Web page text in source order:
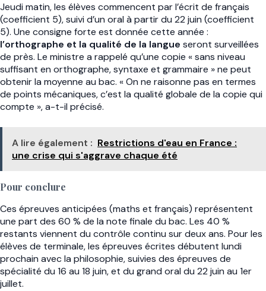
Jeudi matin, les élèves commencent par l’écrit de français
(coefficient 5), suivi d’un oral à partir du 22 juin (coefficient
5). Une consigne forte est donnée cette année :
l’orthographe et la qualité de la langue seront surveillées
de près. Le ministre a rappelé qu’une copie « sans niveau
suffisant en orthographe, syntaxe et grammaire » ne peut
obtenir la moyenne au bac. « On ne raisonne pas en termes
de points mécaniques, c’est la qualité globale de la copie qui
compte », a-t-il précisé.
A lire également : Restrictions d'eau en France :
une crise qui s'aggrave chaque été
Pour conclure
Ces épreuves anticipées (maths et français) représentent
une part des 60 % de la note finale du bac. Les 40 %
restants viennent du contrôle continu sur deux ans. Pour les
élèves de terminale, les épreuves écrites débutent lundi
prochain avec la philosophie, suivies des épreuves de
spécialité du 16 au 18 juin, et du grand oral du 22 juin au 1er
juillet.